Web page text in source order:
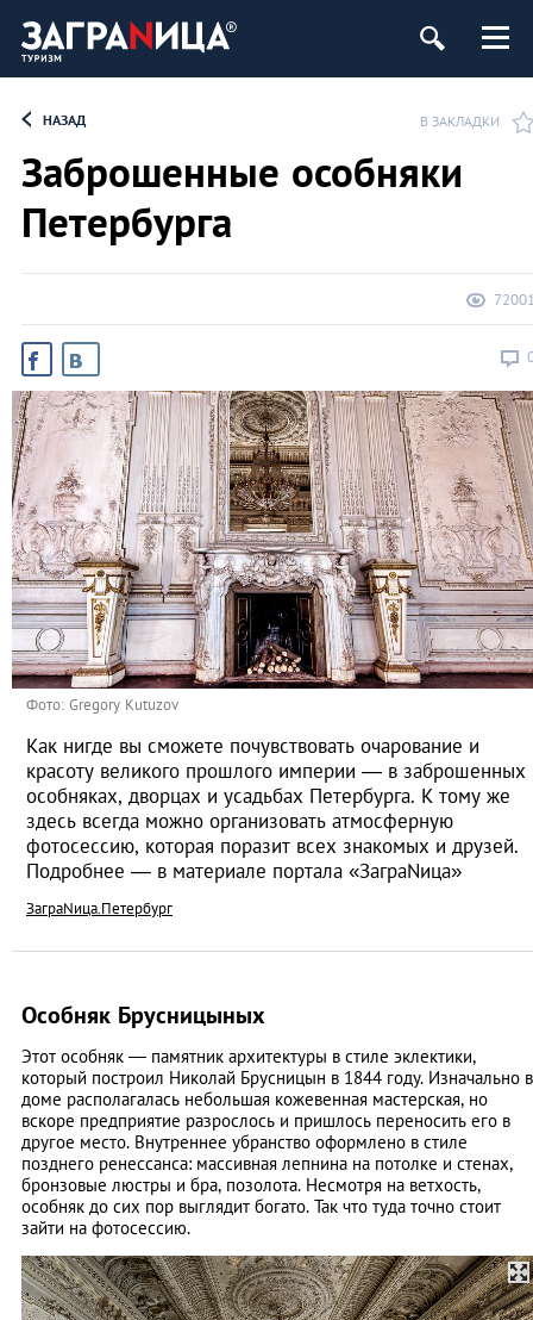
НАЗАД В ЗАКЛАДКИ
Заброшенные особняки
Петербурга
Фото: Gregory Kutuzov
Как нигде вы сможете почувствовать очарование и
красоту великого прошлого империи — в заброшенных
особняках, дворцах и усадьбах Петербурга. К тому же
здесь всегда можно организовать атмосферную
фотосессию, которая поразит всех знакомых и друзей.
Подробнее — в материале портала «ЗаграNица»
ЗаграNица.Петербург
Особняк Брусницыных
Этот особняк — памятник архитектуры в стиле эклектики,
который построил Николай Брусницын в 1844 году. Изначально в
доме располагалась небольшая кожевенная мастерская, но
вскоре предприятие разрослось и пришлось переносить его в
другое место. Внутреннее убранство оформлено в стиле
позднего ренессанса: массивная лепнина на потолке и стенах,
бронзовые люстры и бра, позолота. Несмотря на ветхость,
особняк до сих пор выглядит богато. Так что туда точно стоит
зайти на фотосессию.